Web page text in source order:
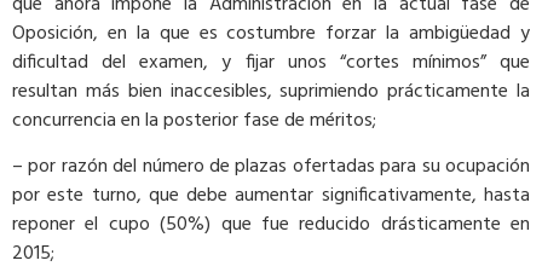
Oposición, en la que es costumbre forzar la ambigüedad y
dificultad del examen, y fijar unos “cortes mínimos” que
resultan más bien inaccesibles, suprimiendo prácticamente la
concurrencia en la posterior fase de méritos;
– por razón del número de plazas ofertadas para su ocupación
por este turno, que debe aumentar significativamente, hasta
reponer el cupo (50%) que fue reducido drásticamente en
2015;